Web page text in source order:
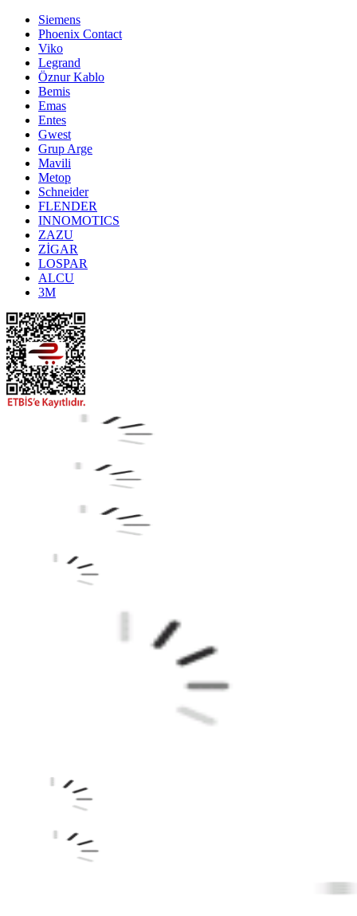
Siemens
Phoenix Contact
Viko
Legrand
Öznur Kablo
Bemis
Emas
Entes
Gwest
Grup Arge
Mavili
Metop
Schneider
FLENDER
INNOMOTICS
ZAZU
ZİGAR
LOSPAR
ALCU
3M